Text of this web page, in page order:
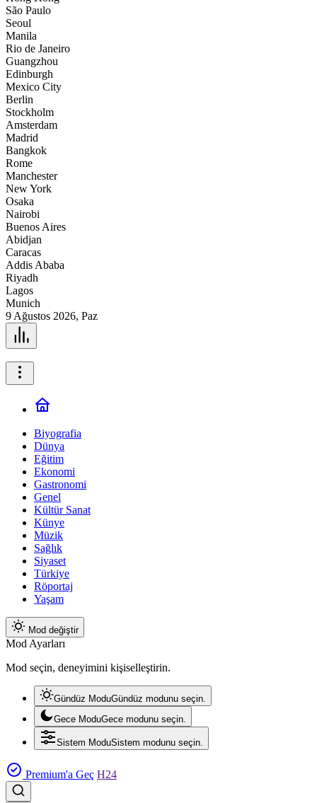
São Paulo
Seoul
Manila
Rio de Janeiro
Guangzhou
Edinburgh
Mexico City
Berlin
Stockholm
Amsterdam
Madrid
Bangkok
Rome
Manchester
New York
Osaka
Nairobi
Buenos Aires
Abidjan
Caracas
Addis Ababa
Riyadh
Lagos
Munich
9 Ağustos 2026, Paz
Biyografia
Dünya
Eğitim
Ekonomi
Gastronomi
Genel
Kültür Sanat
Künye
Müzik
Sağlık
Siyaset
Türkiye
Röportaj
Yaşam
Mod değiştir
Mod Ayarları
Mod seçin, deneyimini kişiselleştirin.
Gündüz ModuGündüz modunu seçin.
Gece ModuGece modunu seçin.
Sistem ModuSistem modunu seçin.
Premium'a Geç H24